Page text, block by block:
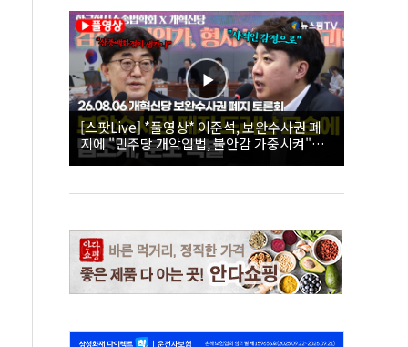
[스팟Live] *풀영상* 이준석, 보완수사권 폐
지에 "민주당 개악입법, 불안감 가중시켜"｜
26.08.06 개혁신당 보완수사권 폐지 토론회